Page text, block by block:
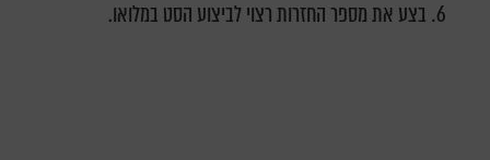
בצע את מספר החזרות רצוי לביצוע הסט במלואו.